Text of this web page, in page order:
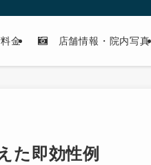
金 店舗情報・院内写真
た即効性例